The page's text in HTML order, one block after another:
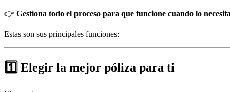
👉 Gestiona todo el proceso para que funcione cuando lo
Estas son sus principales funciones:
1️⃣ Elegir la mejor póliza para ti